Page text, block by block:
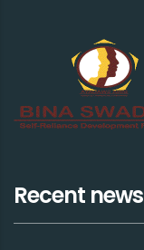
Recent news